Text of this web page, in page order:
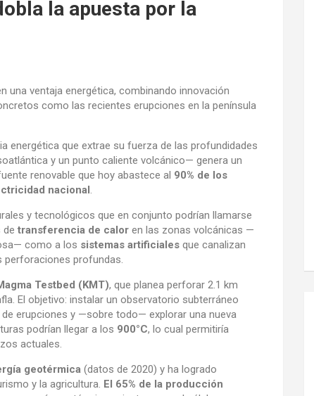
la apuesta por la
una ventaja energética, combinando innovación
como las recientes erupciones en la península
energética que extrae su fuerza de las profundidades
y un punto caliente volcánico— genera un
renovable que hoy abastece al 90% de los
nacional .
y tecnológicos que en conjunto podrían llamarse
de transferencia de calor en las zonas volcánicas —
como a los sistemas artificiales que canalizan
perforaciones profundas.
Testbed (KMT), que planea perforar 2.1 km
El objetivo: instalar un observatorio subterráneo
erupciones y —sobre todo— explorar una nueva
podrían llegar a los 900°C, lo cual permitiría
actuales.
geotérmica (datos de 2020) y ha logrado
y la agricultura. El 65% de la producción